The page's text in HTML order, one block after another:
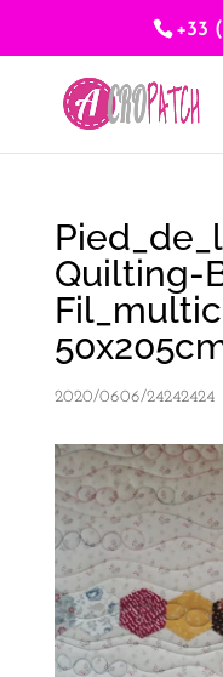
+33
Quilting-
2020/0606/24242424